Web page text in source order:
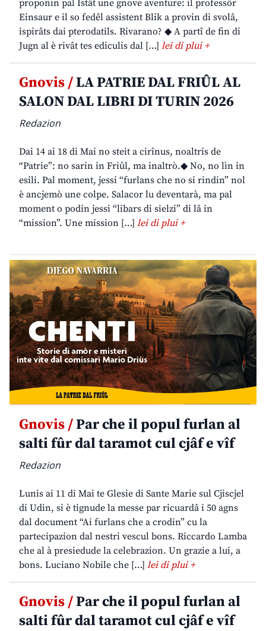
proponin pal Istât une gnove aventure: il professôr
Einsaur e il so fedêl assistent Blik a provin di svolâ,
ispirâts dai pterodatils. Rivarano? ◆ A partî de fin di
Jugn al è rivât tes ediculis dal […] lei di plui +
Gnovis /LA PATRIE DAL FRIÛL AL
SALON DAL LIBRI DI TURIN 2026
Redazion
Dai 14 ai 18 di Mai no steit a cirînus, noaltris de
“Patrie”: no sarin in Friûl, ma inaltrò.◆ No, no lìn in
esili. Pal moment, jessi “furlans che no si rindin” nol
è ancjemò une colpe. Salacor lu deventarà, ma pal
moment o podin jessi “libars di sielzi” di lâ in
“mission”. Une mission […] lei di plui +
Gnovis /Par che il popul furlan al
salti fûr dal taramot cul cjâf e vîf
Redazion
Lunis ai 11 di Mai te Glesie di Sante Marie sul Cjiscjel
di Udin, si è tignude la messe par ricuardâ i 50 agns
dal document “Ai furlans che a crodin” cu la
partecipazion dal nestri vescul bons. Riccardo Lamba
che al à presiedude la celebrazion. Un grazie a lui, a
bons. Luciano Nobile che […] lei di plui +
Gnovis /Par che il popul furlan al
salti fûr dal taramot cul cjâf e vîf